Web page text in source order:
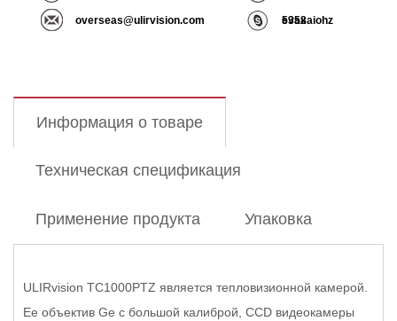
5358
overseas@ulirvision.com evaxaiohz
Информация о товаре
Техническая спецификация
Применение продукта Упаковка
ULIRvision TC1000PTZ является тепловизионной камерой.
Ее объектив Ge с большой калиброй, CCD видеокамеры